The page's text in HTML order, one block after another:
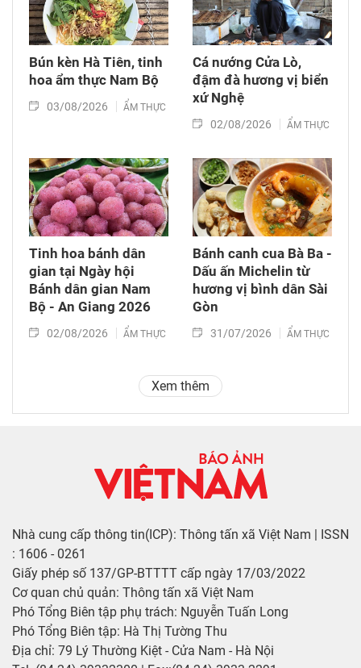
Bún kèn Hà Tiên, tinh
hoa ẩm thực Nam Bộ
03/08/2026 ẨM THỰC
Cá nướng Cửa Lò,
đậm đà hương vị biển
xứ Nghệ
02/08/2026 ẨM THỰC
Tinh hoa bánh dân
gian tại Ngày hội
Bánh dân gian Nam
Bộ - An Giang 2026
02/08/2026 ẨM THỰC
Bánh canh cua Bà Ba -
Dấu ấn Michelin từ
hương vị bình dân Sài
Gòn
31/07/2026 ẨM THỰC
Xem thêm
Nhà cung cấp thông tin(ICP): Thông tấn xã Việt Nam | ISSN
: 1606 - 0261
Giấy phép số 137/GP-BTTTT cấp ngày 17/03/2022
Cơ quan chủ quản: Thông tấn xã Việt Nam
Phó Tổng Biên tập phụ trách: Nguyễn Tuấn Long
Phó Tổng Biên tập: Hà Thị Tường Thu
Địa chỉ: 79 Lý Thường Kiệt - Cửa Nam - Hà Nội